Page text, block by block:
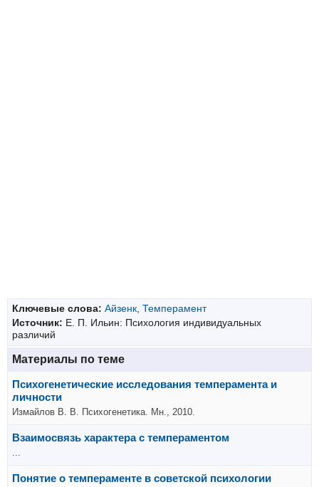
Ключевые слова: Айзенк, Темперамент
Источник: Е. П. Ильин: Психология индивидуальных
различий
Материалы по теме
Психогенетические исследования темперамента и
личности
Измайлов В. В. Психогенетика. Мн., 2010.
Взаимосвязь характера с темпераментом
...
Понятие о темпераменте в советской психологии